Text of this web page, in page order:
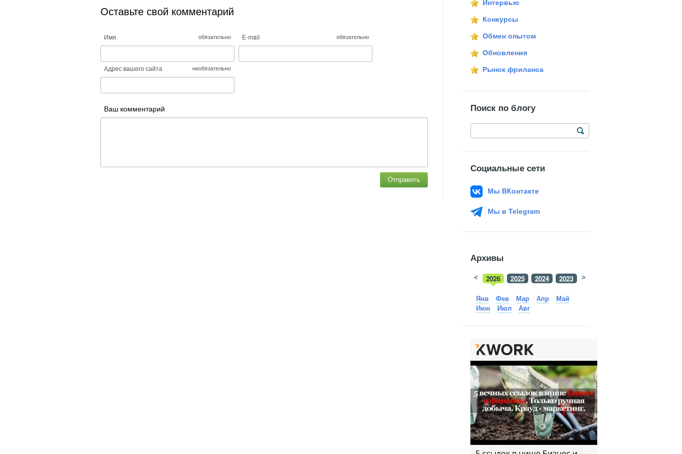
Оставьте свой комментарий
Имя обязательно E-mail обязательно
Адрес вашего сайта необязательно
Ваш комментарий
Отправить
Интервью
Конкурсы
Обмен опытом
Обновления
Рынок фриланса
Поиск по блогу
Социальные сети
Мы ВКонтакте
Мы в Telegram
Архивы
2026 2025 2024 2023 2022
< >
Янв Фев Мар Апр
Май
Июн
Июл Авг